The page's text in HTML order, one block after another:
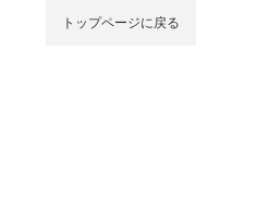
トップページに戻る